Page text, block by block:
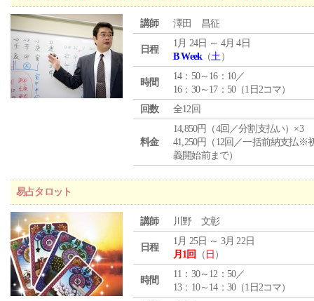
講師 澤田 昌征
日程
1月 24日 ～ 4月 4日
B Week（土）
時間
14：50～16：10／
16：30～17：50（1日2コマ）
回数
全12回
料金
14,850円（4回／分割支払い）×3
41,250円（12回／一括前納支払※
義開始前まで）
易占タロット
講師 川野 文彰
日程
1月 25日 ～ 3月 22日
月1回
（ 日 ）
時間
11：30～12：50／
13：10～14：30（1日2コマ）